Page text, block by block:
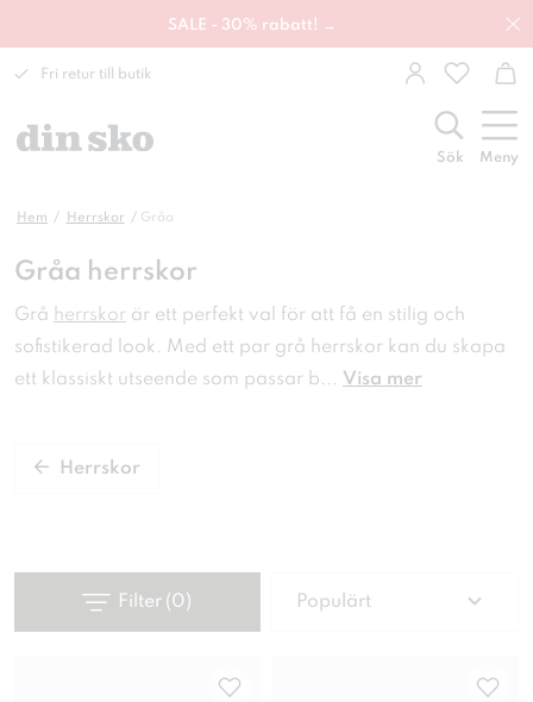
SALE - 30% rabatt! →
Fri retur till butik
Sök Meny
Hem Herrskor Gråa
Gråa herrskor
Grå herrskor är ett perfekt val för att få en stilig och
sofistikerad look. Med ett par grå herrskor kan du skapa
ett klassiskt utseende som passar b... Visa mer
Herrskor
Filter (0) Populärt